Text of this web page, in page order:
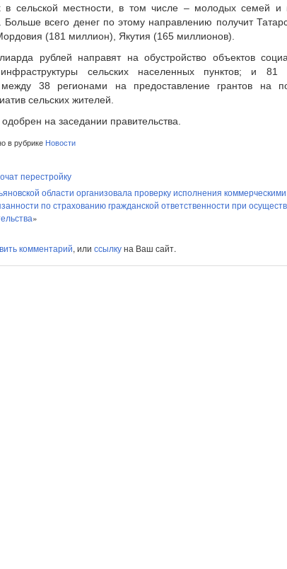
в сельской местности, в том числе – молодых семей и
Больше всего денег по этому направлению получит
(181 миллион), Якутия (165 миллионов).
рублей направят на обустройство объектов
сельских населенных пунктов; и 81
между 38 регионами на предоставление грантов на
сельских жителей.
на заседании правительства.
в рубрике Новости
перестройку
области организовала проверку исполнения коммерческими
по страхованию гражданской ответственности при
»
комментарий, или ссылкуна Ваш сайт.